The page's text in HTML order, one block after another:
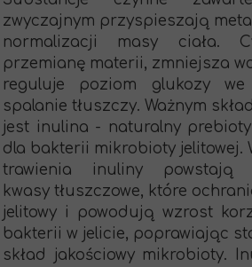
zwyczajnym przyspieszają
normalizacji masy ciała.
przemianę materii, zmniejsza
reguluje poziom glukozy
spalanie tłuszczy. Ważnym
jest inulina - naturalny
dla bakterii mikrobioty jelitowej.
trawienia inuliny powstają
kwasy tłuszczowe, które
jelitowy i powodują wzrost
bakterii w jelicie, poprawiając
skład jakościowy mikrobioty.